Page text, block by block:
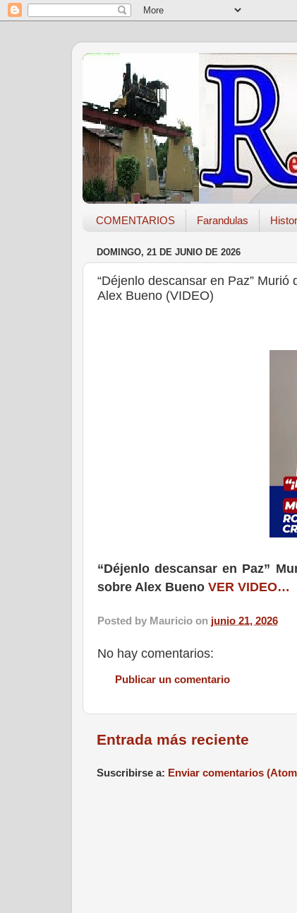
COMENTARIOS Farandulas
DOMINGO, 21 DE JUNIO DE 2026
“Déjenlo descansar en Paz”
Alex Bueno (VIDEO)
“Déjenlo descansar en Paz”
sobre Alex Bueno VER VIDEO…
Posted by Mauricio on junio 21, 2026
No hay comentarios:
Publicar un comentario
Entrada más reciente
Suscribirse a: Enviar comentarios